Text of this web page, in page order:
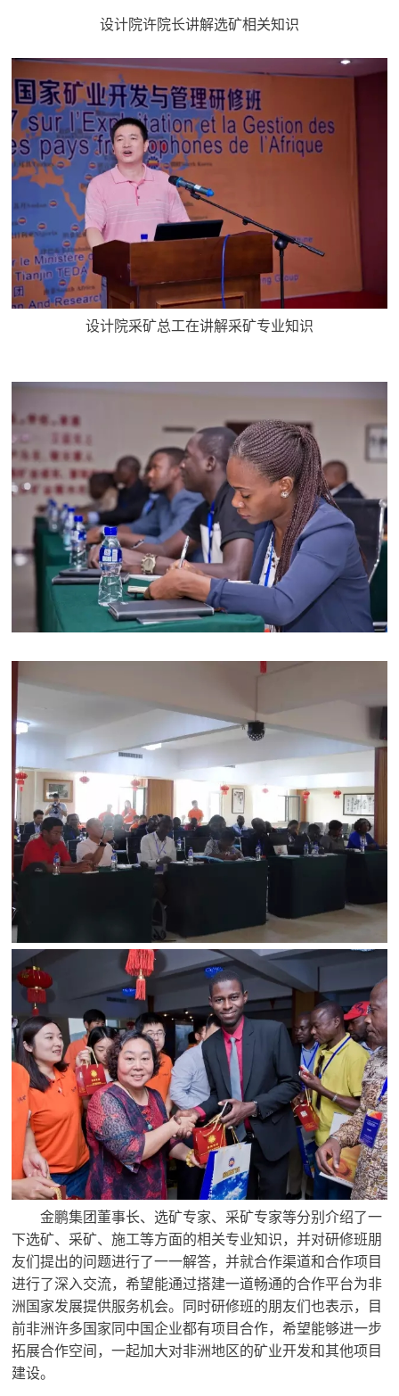
设计院许院长讲解选矿相关知识
设计院采矿总工在讲解采矿专业知识
金鹏集团董事长、选矿专家、采矿专家等分别介绍了一
下选矿、采矿、施工等方面的相关专业知识，并对研修班朋
友们提出的问题进行了一一解答，并就合作渠道和合作项目
进行了深入交流，希望能通过搭建一道畅通的合作平台为非
洲国家发展提供服务机会。同时研修班的朋友们也表示，目
前非洲许多国家同中国企业都有项目合作，希望能够进一步
拓展合作空间，一起加大对非洲地区的矿业开发和其他项目
建设。